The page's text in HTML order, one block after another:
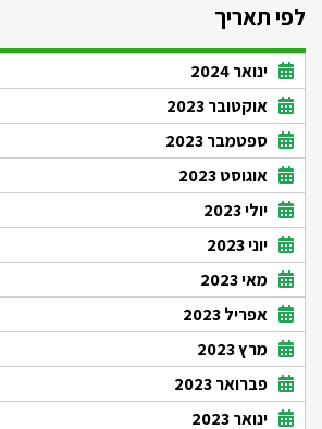
לפי תאריך
ינואר 2024
אוקטובר 2023
ספטמבר 2023
אוגוסט 2023
יולי 2023
יוני 2023
מאי 2023
אפריל 2023
מרץ 2023
פברואר 2023
ינואר 2023